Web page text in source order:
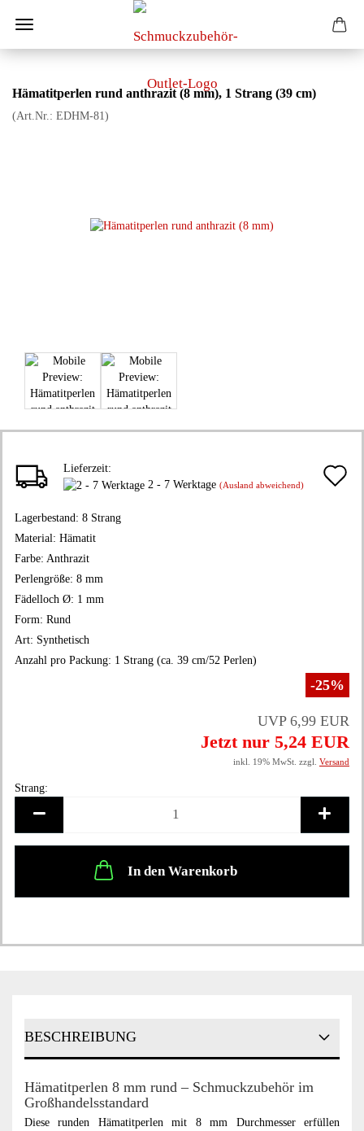
Hämatitperlen rund anthrazit (8 mm), 1 Strang (39 cm)
(Art.Nr.: EDHM-81)
Lieferzeit:
2 - 7 Werktage (Ausland abweichend)
Lagerbestand: 8 Strang
Material: Hämatit
Farbe: Anthrazit
Perlengröße: 8 mm
Fädelloch Ø: 1 mm
Form: Rund
Art: Synthetisch
Anzahl pro Packung: 1 Strang (ca. 39 cm/52 Perlen)
-25%
UVP 6,99 EUR
Jetzt nur 5,24 EUR
inkl. 19% MwSt. zzgl. Versand
Strang:
In den Warenkorb
BESCHREIBUNG
Hämatitperlen 8 mm rund – Schmuckzubehör im
Großhandelsstandard
Diese runden Hämatitperlen mit 8 mm Durchmesser erfüllen